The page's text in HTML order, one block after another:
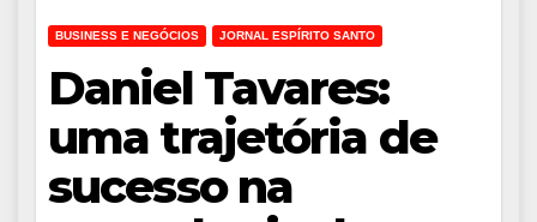
BUSINESS E NEGÓCIOS JORNAL ESPÍRITO SANTO
Daniel Tavares:
uma trajetória de
sucesso na